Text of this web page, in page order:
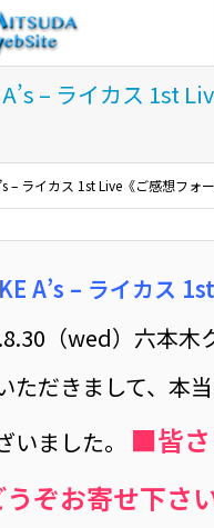
– ライカス 1st
– ライカス 1st Live《ご感想フォー
A’s – ライカス
（wed）六本木
ただきまして、本
いました。 ■皆さ
ぞお寄せ下さ